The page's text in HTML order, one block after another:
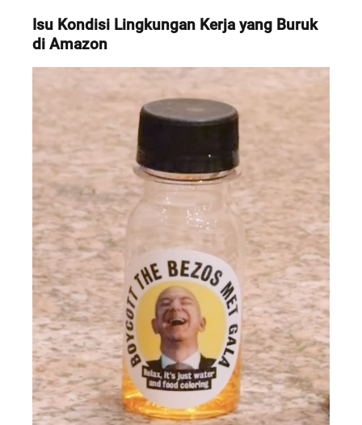
Isu Kondisi Lingkungan Kerja yang Buruk
di Amazon